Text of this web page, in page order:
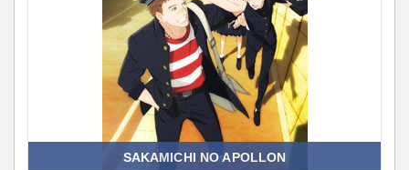
SAKAMICHI NO APOLLON